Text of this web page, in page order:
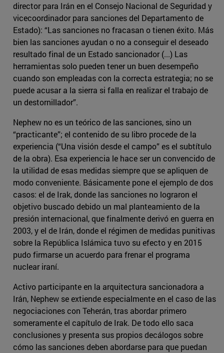
director para Irán en el Consejo Nacional de Seguridad y
vicecoordinador para sanciones del Departamento de
Estado): “Las sanciones no fracasan o tienen éxito. Más
bien las sanciones ayudan o no a conseguir el deseado
resultado final de un Estado sancionador (...) Las
herramientas solo pueden tener un buen desempeño
cuando son empleadas con la correcta estrategia; no se
puede acusar a la sierra si falla en realizar el trabajo de
un destornillador”.
Nephew no es un teórico de las sanciones, sino un
“practicante”; el contenido de su libro procede de la
experiencia (“Una visión desde el campo” es el subtítulo
de la obra). Esa experiencia le hace ser un convencido de
la utilidad de esas medidas siempre que se apliquen de
modo conveniente. Básicamente pone el ejemplo de dos
casos: el de Irak, donde las sanciones no lograron el
objetivo buscado debido un mal planteamiento de la
presión internacional, que finalmente derivó en guerra en
2003, y el de Irán, donde el régimen de medidas punitivas
sobre la República Islámica tuvo su efecto y en 2015
pudo firmarse un acuerdo para frenar el programa
nuclear iraní.
Activo participante en la arquitectura sancionadora a
Irán, Nephew se extiende especialmente en el caso de las
negociaciones con Teherán, tras abordar primero
someramente el capítulo de Irak. De todo ello saca
conclusiones y presenta sus propios decálogos sobre
cómo las sanciones deben abordarse para que puedan